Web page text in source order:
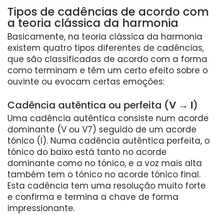
Tipos de cadências de acordo com
a teoria clássica da harmonia
Basicamente, na teoria clássica da harmonia
existem quatro tipos diferentes de cadências,
que são classificadas de acordo com a forma
como terminam e têm um certo efeito sobre o
ouvinte ou evocam certas emoções:
Cadência autêntica ou perfeita (V → I)
Uma cadência autêntica consiste num acorde
dominante (V ou V7) seguido de um acorde
tónico (I). Numa cadência autêntica perfeita, o
tónico do baixo está tanto no acorde
dominante como no tónico, e a voz mais alta
também tem o tónico no acorde tónico final.
Esta cadência tem uma resolução muito forte
e confirma e termina a chave de forma
impressionante.